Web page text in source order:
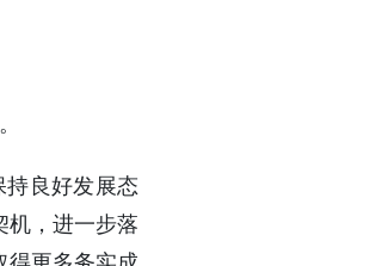
良好发展态
机，进一步落